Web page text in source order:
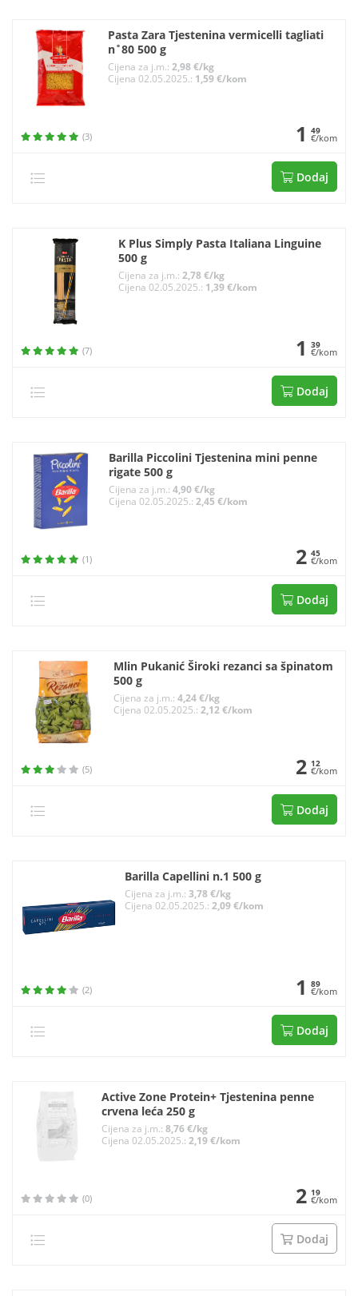
Pasta Zara Tjestenina vermicelli tagliati
n˚80 500 g
Cijena za j.m.:2,98 €/kg
Cijena 02.05.2025.: 1,59 €/kom
(3) 1 49
€/kom
Dodaj
K Plus Simply Pasta Italiana Linguine
500 g
Cijena za j.m.: 2,78 €/kg
Cijena 02.05.2025.: 1,39 €/kom
(7) 1 39
€/kom
Dodaj
Barilla Piccolini Tjestenina mini penne
rigate 500 g
Cijena za j.m.: 4,90 €/kg
Cijena 02.05.2025.: 2,45 €/kom
(1) 2 45
€/kom
Dodaj
Mlin Pukanić Široki rezanci sa špinatom
500 g
Cijena za j.m.:4,24 €/kg
Cijena 02.05.2025.:2,12 €/kom
(5) 2 12
€/kom
Dodaj
Barilla Capellini n.1 500 g
Cijena za j.m.: 3,78 €/kg
Cijena 02.05.2025.: 2,09 €/kom
(2) 1 89
€/kom
Dodaj
Active Zone Protein+ Tjestenina penne
crvena leća 250 g
Cijena za j.m.:8,76 €/kg
Cijena 02.05.2025.:2,19 €/kom
(0) 2 19
€/kom
Dodaj